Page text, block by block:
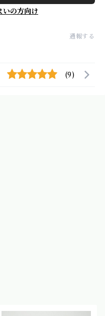
いの方向け
通報する
(9)